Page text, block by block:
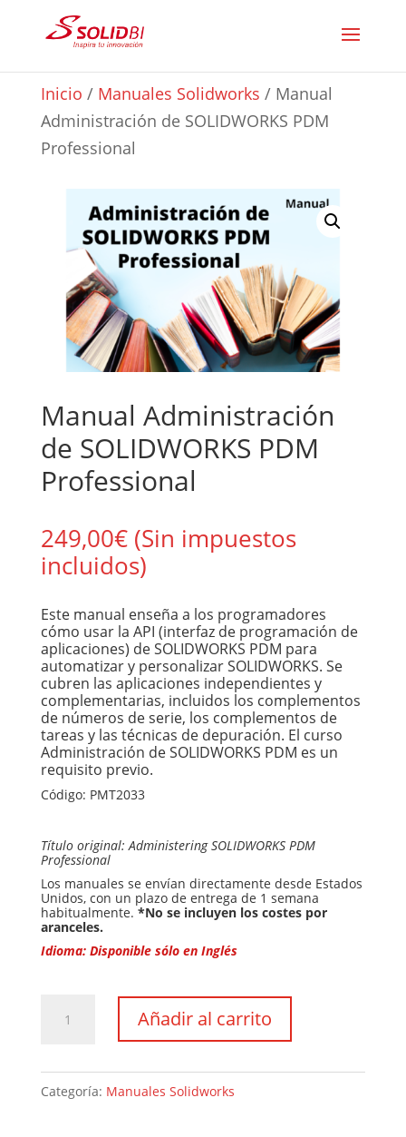
Inicio / Manuales Solidworks / Manual
Administración de SOLIDWORKS PDM
Professional
Manual Administración
de SOLIDWORKS PDM
Professional
249,00€ (Sin impuestos
incluidos)
Este manual enseña a los programadores
cómo usar la API (interfaz de programación de
aplicaciones) de SOLIDWORKS PDM para
automatizar y personalizar SOLIDWORKS. Se
cubren las aplicaciones independientes y
complementarias, incluidos los complementos
de números de serie, los complementos de
tareas y las técnicas de depuración. El curso
Administración de SOLIDWORKS PDM es un
requisito previo.
Código: PMT2033
Título original: Administering SOLIDWORKS PDM
Professional
Los manuales se envían directamente desde Estados
Unidos, con un plazo de entrega de 1 semana
habitualmente. *No se incluyen los costes por
aranceles.
Idioma: Disponible sólo en Inglés
SOLIDWORKS
Añadir al carrito
Categoría: Manuales Solidworks